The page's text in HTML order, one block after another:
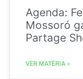
Agenda:
Mossoró
Partage
VER MATÉRIA »